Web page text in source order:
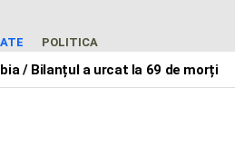
POLITICA
/ Bilanțul a urcat la 69 de morți